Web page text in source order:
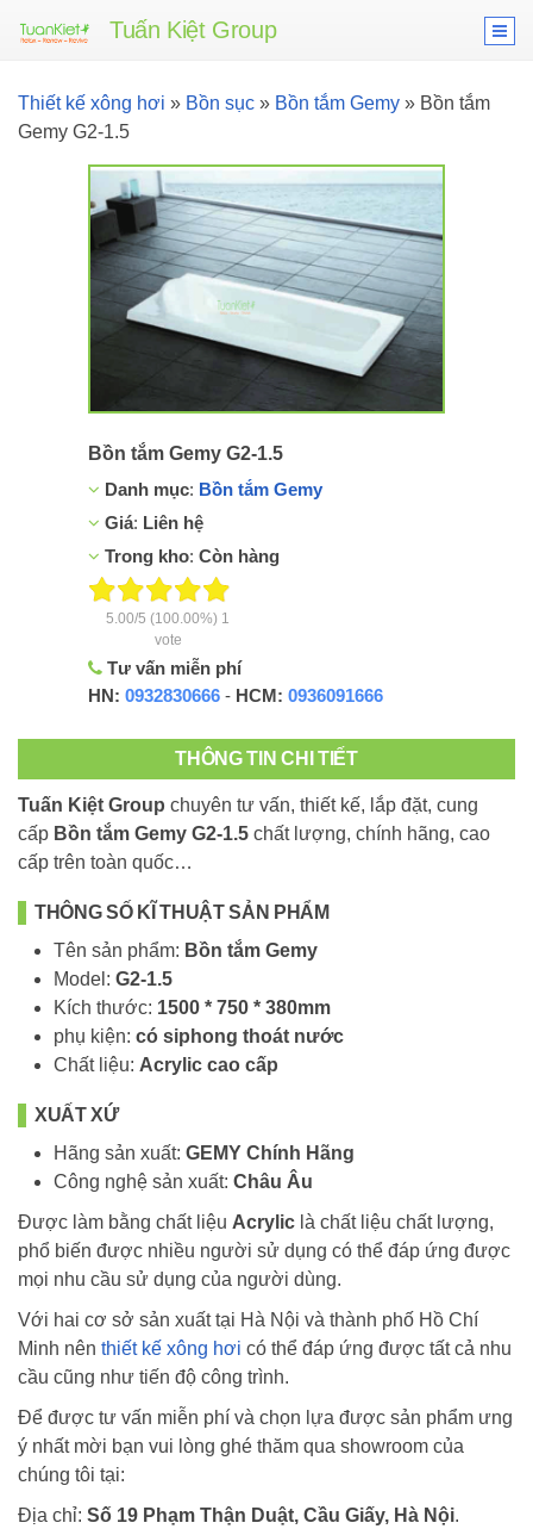
Tuấn Kiệt Group
Thiết kế xông hơi » Bồn sục » Bồn tắm Gemy » Bồn tắm
Gemy G2-1.5
Bồn tắm Gemy G2-1.5
Danh mục: Bồn tắm Gemy
Giá: Liên hệ
Trong kho: Còn hàng
5.00/5 (100.00%) 1
vote
Tư vấn miễn phí
HN: 0932830666 - HCM: 0936091666
THÔNG TIN CHI TIẾT
Tuấn Kiệt Group chuyên tư vấn, thiết kế, lắp đặt, cung
cấp Bồn tắm Gemy G2-1.5 chất lượng, chính hãng, cao
cấp trên toàn quốc…
THÔNG SỐ KĨ THUẬT SẢN PHẨM
Tên sản phẩm: Bồn tắm Gemy
Model: G2-1.5
Kích thước: 1500 * 750 * 380mm
phụ kiện: có siphong thoát nước
Chất liệu: Acrylic cao cấp
XUẤT XỨ
Hãng sản xuất: GEMY Chính Hãng
Công nghệ sản xuất: Châu Âu
Được làm bằng chất liệu Acrylic là chất liệu chất lượng,
phổ biến được nhiều người sử dụng có thể đáp ứng được
mọi nhu cầu sử dụng của người dùng.
Với hai cơ sở sản xuất tại Hà Nội và thành phố Hồ Chí
Minh nên thiết kế xông hơi có thể đáp ứng được tất cả nhu
cầu cũng như tiến độ công trình.
Để được tư vấn miễn phí và chọn lựa được sản phẩm ưng
ý nhất mời bạn vui lòng ghé thăm qua showroom của
chúng tôi tại:
Địa chỉ: Số 19 Phạm Thận Duật, Cầu Giấy, Hà Nội.